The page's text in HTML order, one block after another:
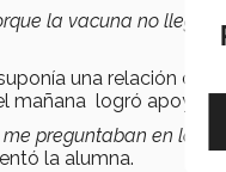
la vacuna no llega
una relación
mañana logró
me preguntaban en
la alumna.